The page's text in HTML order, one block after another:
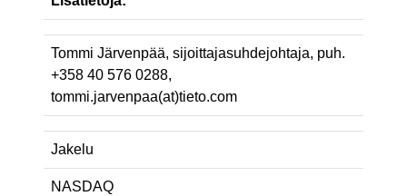
Tommi Järvenpää, sijoittajasuhdejohtaja, puh.
+358 40 576 0288,
tommi.jarvenpaa(at)tieto.com
Jakelu
NASDAQ